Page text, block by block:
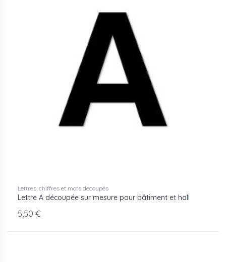
Lettres, chiffres et mots découpés
Lettre A découpée sur mesure pour bâtiment et hall
5,50 €